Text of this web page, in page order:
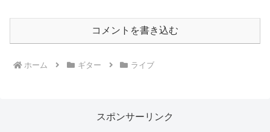
コメントを書き込む
ホーム ギター ライブ
スポンサーリンク